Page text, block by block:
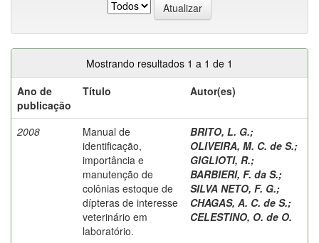
Mostrando resultados 1 a 1 de 1
Ano de
publicação
Título Autor(es)
2008
Manual de
identificação,
importância e
manutenção de
colônias estoque de
dípteras de interesse
veterinário em
laboratório.
BRITO, L. G.;
OLIVEIRA, M. C. de S.;
GIGLIOTI, R.;
BARBIERI, F. da S.;
SILVA NETO, F. G.;
CHAGAS, A. C. de S.;
CELESTINO, O. de O.